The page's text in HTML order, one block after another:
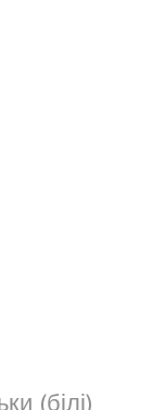
(білі)